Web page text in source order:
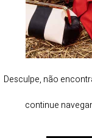
Desculpe, não
continue